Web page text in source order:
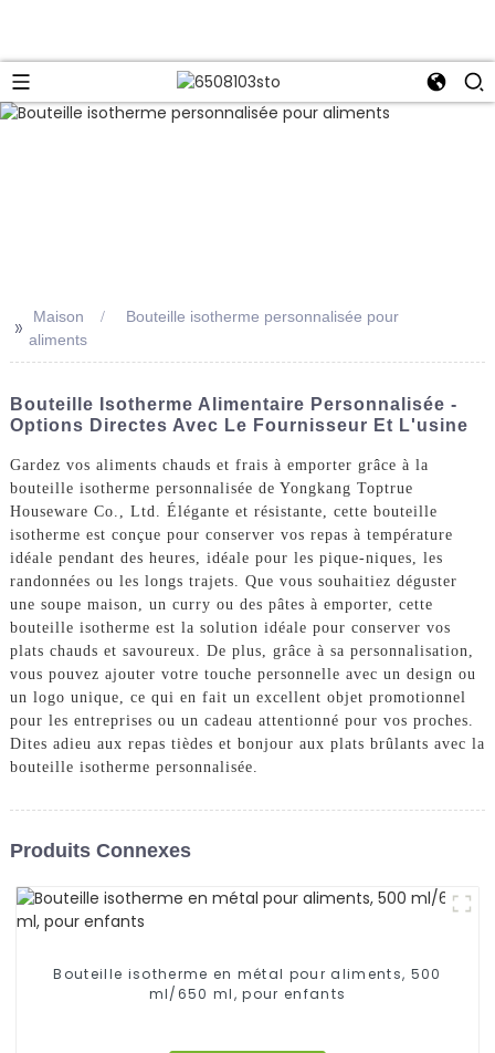
>> Maison
Bouteille isotherme personnalisée pour
aliments
Bouteille Isotherme Alimentaire Personnalisée -
Options Directes Avec Le Fournisseur Et L'usine
Gardez vos aliments chauds et frais à emporter grâce à la
bouteille isotherme personnalisée de Yongkang Toptrue
Houseware Co., Ltd. Élégante et résistante, cette bouteille
isotherme est conçue pour conserver vos repas à température
idéale pendant des heures, idéale pour les pique-niques, les
randonnées ou les longs trajets. Que vous souhaitiez déguster
une soupe maison, un curry ou des pâtes à emporter, cette
bouteille isotherme est la solution idéale pour conserver vos
plats chauds et savoureux. De plus, grâce à sa personnalisation,
vous pouvez ajouter votre touche personnelle avec un design ou
un logo unique, ce qui en fait un excellent objet promotionnel
pour les entreprises ou un cadeau attentionné pour vos proches.
Dites adieu aux repas tièdes et bonjour aux plats brûlants avec la
bouteille isotherme personnalisée.
Produits Connexes
Bouteille isotherme en métal pour aliments, 500
ml/650 ml, pour enfants